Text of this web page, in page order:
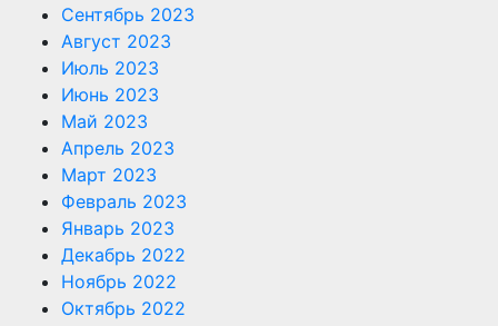
Сентябрь 2023
Август 2023
Июль 2023
Июнь 2023
Май 2023
Апрель 2023
Март 2023
Февраль 2023
Январь 2023
Декабрь 2022
Ноябрь 2022
Октябрь 2022